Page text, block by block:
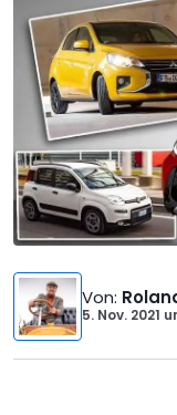
Von:
5. Nov. 2021